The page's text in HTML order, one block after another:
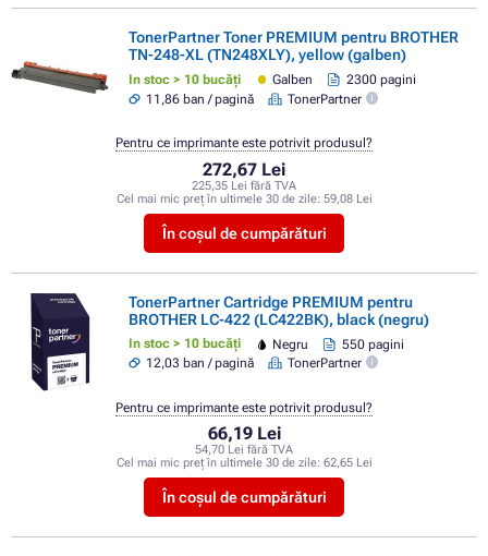
TonerPartner Toner PREMIUM pentru BROTHER
TN-248-XL (TN248XLY), yellow (galben)
In stoc > 10 bucăți Galben
2300 pagini
11,86 ban / pagină
TonerPartner
272,67 Lei
225,35 Lei fără TVA
Cel mai mic preț în ultimele 30 de zile: 59,08 Lei
În coșul de cumpărături
Pentru ce imprimante este potrivit produsul?
TonerPartner Cartridge PREMIUM pentru
BROTHER LC-422 (LC422BK), black (negru)
In stoc > 10 bucăți Negru
550 pagini
12,03 ban / pagină
TonerPartner
66,19 Lei
54,70 Lei fără TVA
Cel mai mic preț în ultimele 30 de zile: 62,65 Lei
În coșul de cumpărături
Pentru ce imprimante este potrivit produsul?